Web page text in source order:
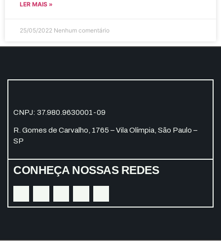
LER MAIS »
25/05/2022 Nenhum comentário
CNPJ: 37.980.9630001-09
R. Gomes de Carvalho, 1765 – Vila Olímpia, São Paulo –
SP
CONHEÇA NOSSAS REDES